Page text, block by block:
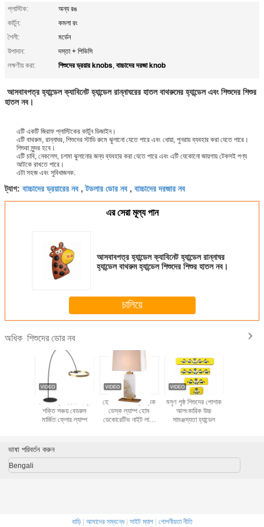
প্লাস্টিক:
অন্য রঙ
কার্টুন:
কমলা রং
শৈলী:
মর্ডেন
উপাদান:
দস্তা + পিভিসি
লক্ষণীয় করা:
শিশুদের ড্রয়ার knobs, বাচ্চাদের দরজা knob
আসবাবপত্র হ্যান্ডেল ক্যাবিনেট হ্যান্ডেল রান্নাঘরের হাতল বাথরুমের হ্যান্ডেল এবং শিশুদের শিশুর
হাতল নব।
এটি একটি জিরাফ প্লাস্টিকের কার্টুন ডিজাইন।
এটি বাথরুম, রান্নাঘর, শিশুদের স্টাডি রুমে ঝুলানো যেতে পারে এবং ধোয়া, পুনরায় ব্যবহার করা যেতে পারে।
শিশুরা সুন্দর হবে।
এটি চাবি, নেকলেস, চশমা ঝুলানোর জন্য ব্যবহার করা যেতে পারে এবং এটি যেকোনো জায়গায় টেকসই পণ্য
আটকে রাখতে পারে।
এটা সহজ এবং সুবিধাজনক.
ট্যাগ: বাচ্চাদের ড্রয়ারের নব ,টডলার ডোর নব , বাচ্চাদের দরজার নব
এর সেরা মূল্য পান
আসবাবপত্র হ্যান্ডেল ক্যাবিনেট হ্যান্ডেল রান্নাঘর
হ্যান্ডেল বাথরুম হ্যান্ডেল শিশুদের শিশুর হাতল নব।
চালিয়ে
অধিক শিশুদের ডোর নব
বেডরুম ব্যবহারের জন্য
শক্তি সঞ্চয় বেডরুম
মার্জিত ফ্লোর ল্যাম্প
হোটেল লাক্সারি ফ্যাব্রিক
ডেস্ক ল্যাম্প হোম
ডেকোরেটিভ নাইট লাইট
মসৃণ পৃষ্ঠ শিশুদের পোশাক
আলংকারিক উচ্চ
সামঞ্জস্যতা হ্যান্ডেল
ভাষা পরিবর্তন করুন
Bengali
বাড়ি| আমাদের সম্বন্ধে| সাইট ম্যাপ| গোপনীয়তা নীতি